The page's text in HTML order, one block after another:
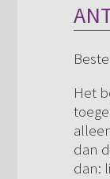
Het
dan
dan: